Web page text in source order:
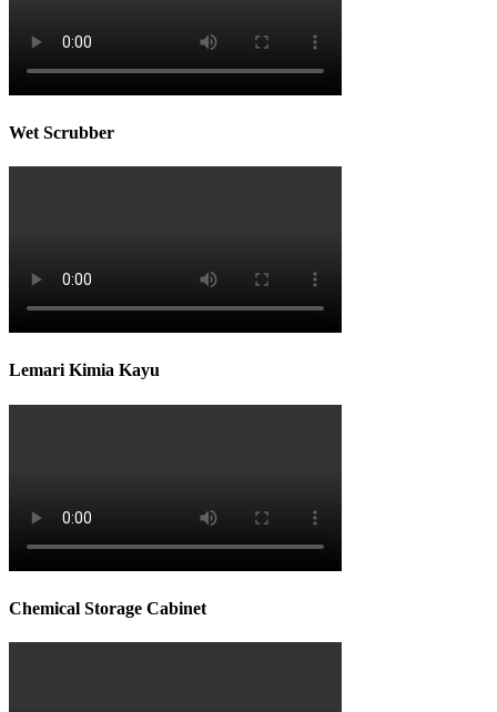
Wet Scrubber
Lemari Kimia Kayu
Chemical Storage Cabinet